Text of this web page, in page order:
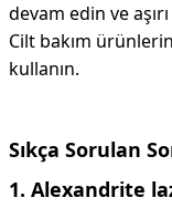
devam edin ve
Cilt bakım
kullanın.
Sıkça Sorulan
1. Alexandrite